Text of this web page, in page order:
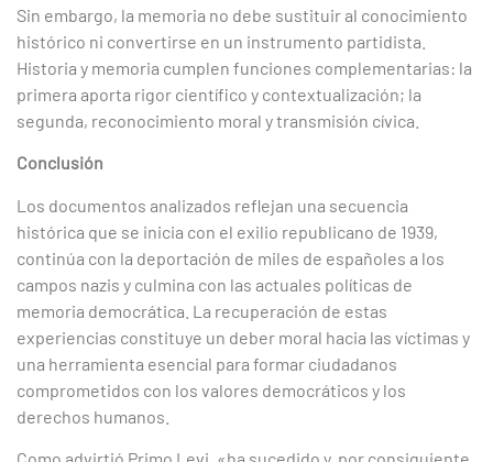
Sin embargo, la memoria no debe sustituir al conocimiento
histórico ni convertirse en un instrumento partidista.
Historia y memoria cumplen funciones complementarias: la
primera aporta rigor científico y contextualización; la
segunda, reconocimiento moral y transmisión cívica.
Conclusión
Los documentos analizados reflejan una secuencia
histórica que se inicia con el exilio republicano de 1939,
continúa con la deportación de miles de españoles a los
campos nazis y culmina con las actuales políticas de
memoria democrática. La recuperación de estas
experiencias constituye un deber moral hacia las víctimas y
una herramienta esencial para formar ciudadanos
comprometidos con los valores democráticos y los
derechos humanos.